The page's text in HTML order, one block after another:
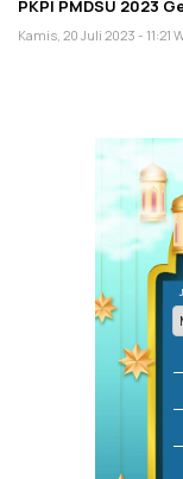
PKPI PMDSU 2023
Kamis, 20 Juli 2023 - 11:21